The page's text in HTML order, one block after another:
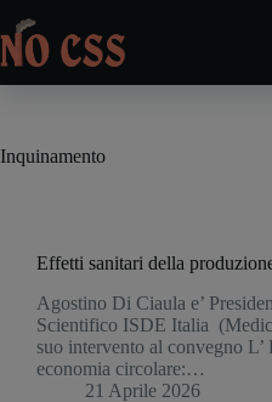
al
contenuto
Inquinamento
Effetti sanitari della
Agostino Di Ciaula e’
Scientifico ISDE Italia
suo intervento al convegno L’
economia circolare:…
21 Aprile 2026